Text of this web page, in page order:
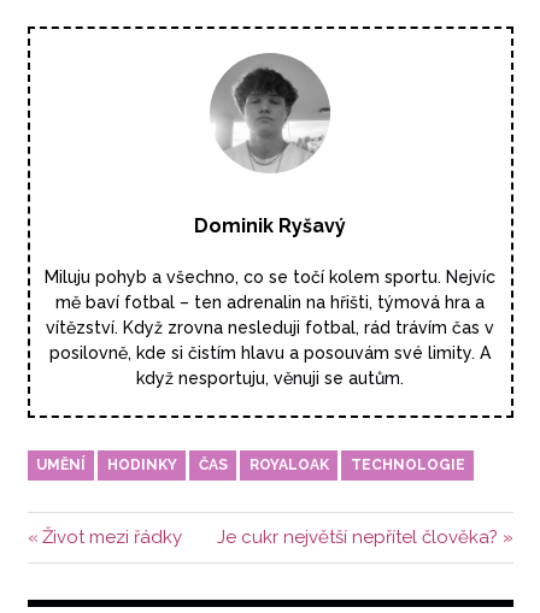
Dominik Ryšavý
Miluju pohyb a všechno, co se točí kolem sportu. Nejvíc
mě baví fotbal – ten adrenalin na hřišti, týmová hra a
vítězství. Když zrovna nesleduji fotbal, rád trávím čas v
posilovně, kde si čistím hlavu a posouvám své limity. A
když nesportuju, věnuji se autům.
UMĚNÍ HODINKY ČAS ROYALOAK TECHNOLOGIE
Navigace
pro
Předchozí
příspěvek:
Život mezi řádky
Další
příspěvek:
Je cukr největší nepřítel člověka?